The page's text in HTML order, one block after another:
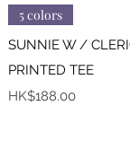
5 colors
SUNNIE W /
PRINTED TEE
價格
HK$188.00